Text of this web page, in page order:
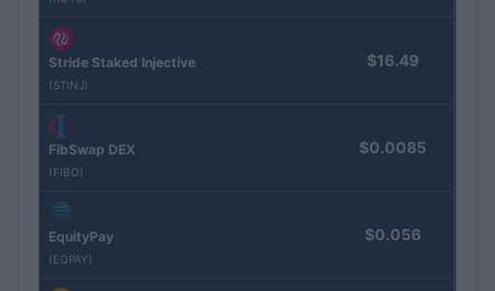
Stride Staked Injective
(STINJ)
$16.49
FibSwap DEX
(FIBO)
$0.0085
EquityPay
(EQPAY)
$0.056